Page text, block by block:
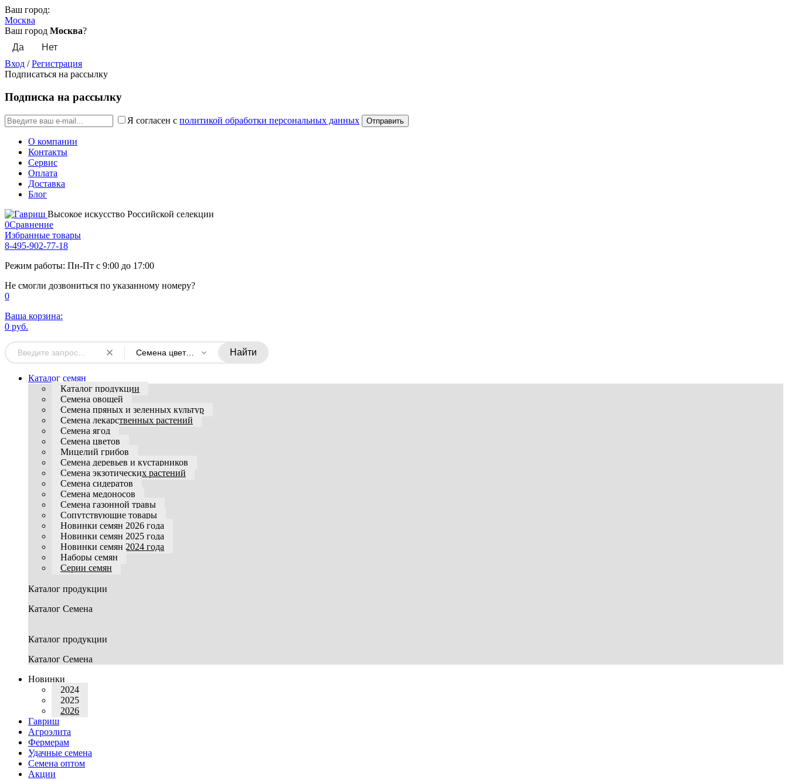
Ваш город:
Москва
Ваш город Москва?
Вход /Регистрация
Подписаться на рассылку
Подписка на рассылку
Я согласен с политикой обработки персональных данных
О компании
Контакты
Сервис
Оплата
Доставка
Блог
Высокое искусство Российской селекции
0Сравнение
Избранные товары
8-495-902-77-18
Режим работы: Пн-Пт с 9:00 до 17:00
Не смогли дозвониться по указанному номеру?
0
Ваша корзина:
0 руб.
Семена цветов однолетних Найти
Каталог семян
Каталог продукции
Семена овощей
Семена пряных и зеленных культур
Семена лекарственных растений
Семена ягод
Семена цветов
Мицелий грибов
Семена деревьев и кустарников
Семена экзотических растений
Семена сидератов
Семена медоносов
Семена газонной травы
Сопутствующие товары
Новинки семян 2026 года
Новинки семян 2025 года
Новинки семян 2024 года
Наборы семян
Серии семян
Каталог продукции
Каталог Семена
Каталог продукции
Каталог Семена
Новинки
2024
2025
2026
Гавриш
Агроэлита
Фермерам
Удачные семена
Семена оптом
Акции